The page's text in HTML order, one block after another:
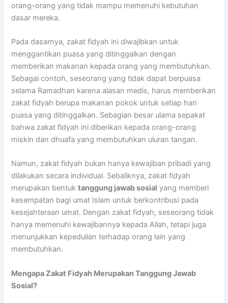
orang-orang yang tidak mampu memenuhi kebutuhan
dasar mereka.
Pada dasarnya, zakat fidyah ini diwajibkan untuk
menggantikan puasa yang ditinggalkan dengan
memberikan makanan kepada orang yang membutuhkan.
Sebagai contoh, seseorang yang tidak dapat berpuasa
selama Ramadhan karena alasan medis, harus memberikan
zakat fidyah berupa makanan pokok untuk setiap hari
puasa yang ditinggalkan. Sebagian besar ulama sepakat
bahwa zakat fidyah ini diberikan kepada orang-orang
miskin dan dhuafa yang membutuhkan uluran tangan.
Namun, zakat fidyah bukan hanya kewajiban pribadi yang
dilakukan secara individual. Sebaliknya, zakat fidyah
merupakan bentuktanggung jawab sosial yang memberi
kesempatan bagi umat Islam untuk berkontribusi pada
kesejahteraan umat. Dengan zakat fidyah, seseorang tidak
hanya memenuhi kewajibannya kepada Allah, tetapi juga
menunjukkan kepedulian terhadap orang lain yang
membutuhkan.
Mengapa Zakat Fidyah Merupakan Tanggung Jawab
Sosial?